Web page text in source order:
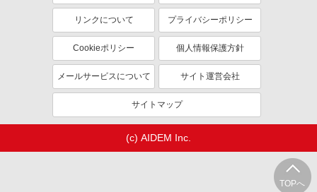
TOPへ
リンクについて プライバシーポリシー
Cookieポリシー 個人情報保護方針
メールサービスについて サイト運営会社
サイトマップ
(c) AIDEM Inc.